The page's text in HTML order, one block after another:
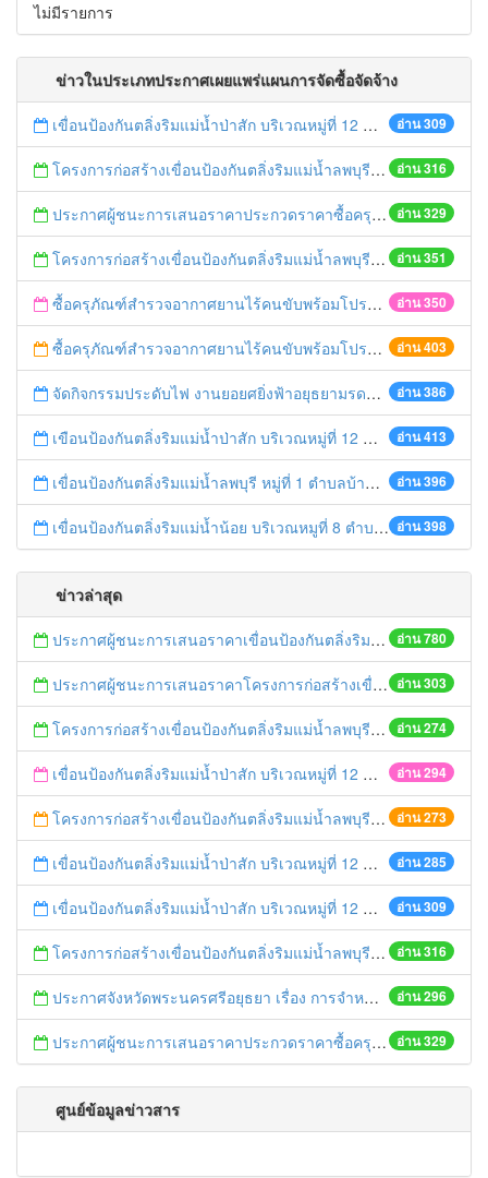
ไม่มีรายการ
ข่าวในประเภทประกาศเผยแพร่แผนการจัดซื้อจัดจ้าง
อ่าน 309
เขื่อนป้องกันตลิ่งริมแม่น้ำป่าสัก บริเวณหมู่ที่ 12 ตำบลกะมัง อำเภอพระนครศรีอยุธยา จังหวัดพระนครศรีอยุธยา ความยาวไม่น้อยกว่า 80 เมตร
อ่าน 316
โครงการก่อสร้างเขื่อนป้องกันตลิ่งริมแม่น้ำลพบุรี หมู่ที่ 4 ตำบลบ้านใหม่ อำเภอบ่้านแพรก จังหวัดพระนครศรีอยุธยา ความยาวไม่น้อยกว่า 280 เมตร
อ่าน 329
ประกาศผู้ชนะการเสนอราคาประกวดราคาซื้อครุภัณฑ์สำรวจอากาศยานไร้คนขับพร้อมโปรแกรมประมวลผลเพื่อจัดทำแผนที่ภาพถ่ายทางอากาศ จำนวน 1 ชุด ด้วยวิธีประกวดราคาอิเล็กทรอนิกส์ (e-bidding)
อ่าน 351
โครงการก่อสร้างเขื่อนป้องกันตลิ่งริมแม่น้ำลพบุรี หมู่ที่ 4 ตำบลบ้านใหม่ อำเภอบ่้านแพรก จังหวัดพระนครศรีอยุธยา ความยาวไม่น้อยกว่า 450 เมตร
อ่าน 350
ซื้อครุภัณฑ์สำรวจอากาศยานไร้คนขับพร้อมโปรแกรมประมวลผลเพื่อจัดทำแผนที่ภาพถ่ายทางอากาศ จำนวน 1 ชุด
อ่าน 403
ซื้อครุภัณฑ์สำรวจอากาศยานไร้คนขับพร้อมโปรแกรมประมวลผลเพื่อจัดทำแผนที่ภาพถ่ายทางอากาศ
อ่าน 386
จัดกิจกรรมประดับไฟ งานยอยศยิ่งฟ้าอยุธยามรดกโลก ประจำปี พ.ศ.2568
อ่าน 413
เขือนป้องกันตลิ่งริมแม่น้ำป่าสัก บริเวณหมู่ที่ 12 ตำบลกะมัง อำเภอพระนครศรีอยุธยา จังหวัดพระนครศรีอยุธยา
อ่าน 396
เขื่อนป้องกันตลิ่งริมแม่น้ำลพบุรี หมู่ที่ 1 ตำบลบ้านแพรก อำเภอบ้านแพรก จังหวัดพระนครศรีอยุธยา
อ่าน 398
เขื่อนป้องกันตลิ่งริมแม่น้ำน้อย บริเวณหมูที่ 8 ตำบลน้ำเต้า อำเภอบางบาล จังหวัดพระนครศรีอยุธยา
ข่าวล่าสุด
อ่าน 780
ประกาศผู้ชนะการเสนอราคาเขื่อนป้องกันตลิ่งริมแม่น้ำป่าสัก บริเวณหมู่ที่ 12 ตำบลกะมัง อำเภอพระนครศรีอยุธยา จังหวัดพระนครศรีอยุธยา ความยาวไม่น้อยกว่า 80 เมตร ด้วยวิธีประกวดราคาอิเล็กทรอนิกส์ (e-bidding)
อ่าน 303
ประกาศผู้ชนะการเสนอราคาโครงการก่อสร้างเขื่อนป้องกันตลิ่งริมแม่น้ำลพบุรี หมู่ที่ 4 ตำบลบ้านใหม่ อำเภอบ่้านแพรก จังหวัดพระนครศรีอยุธยา ความยาวไม่น้อยกว่า 280 เมตร ด้วยวิธีประกวดราคาอิเล็กทรอนิกส์ (e-bidding)
อ่าน 274
โครงการก่อสร้างเขื่อนป้องกันตลิ่งริมแม่น้ำลพบุรี หมู่ที่ 4 ตำบลบ้านใหม่ อำเภอบ่้านแพรก จังหวัดพระนครศรีอยุธยา ความยาวไม่น้อยกว่า 280 เมตร ด้วยวิธีประกวดราคาอิเล็กทรอนิกส์ (e-bidding)
อ่าน 294
เขื่อนป้องกันตลิ่งริมแม่น้ำป่าสัก บริเวณหมู่ที่ 12 ตำบลกะมัง อำเภอพระนครศรีอยุธยา จังหวัดพระนครศรีอยุธยา ความยาวไม่น้อยกว่า 80 เมตร ด้วยวิธีประกวดราคาอิเล็กทรอนิกส์ (e-bidding)
อ่าน 273
โครงการก่อสร้างเขื่อนป้องกันตลิ่งริมแม่น้ำลพบุรี หมู่ที่ 4 ตำบลบ้านใหม่ อำเภอบ่้านแพรก จังหวัดพระนครศรีอยุธยา ความยาวไม่น้อยกว่า 280 เมตร ด้วยวิธีประกวดราคาอิเล็กทรอนิกส์ (e-bidding)
อ่าน 285
เขื่อนป้องกันตลิ่งริมแม่น้ำป่าสัก บริเวณหมู่ที่ 12 ตำบลกะมัง อำเภอพระนครศรีอยุธยา จังหวัดพระนครศรีอยุธยา ความยาวไม่น้อยกว่า 80 เมตร ด้วยวิธีประกวดราคาอิเล็กทรอนิกส์ (e-bidding)
อ่าน 309
เขื่อนป้องกันตลิ่งริมแม่น้ำป่าสัก บริเวณหมู่ที่ 12 ตำบลกะมัง อำเภอพระนครศรีอยุธยา จังหวัดพระนครศรีอยุธยา ความยาวไม่น้อยกว่า 80 เมตร
อ่าน 316
โครงการก่อสร้างเขื่อนป้องกันตลิ่งริมแม่น้ำลพบุรี หมู่ที่ 4 ตำบลบ้านใหม่ อำเภอบ่้านแพรก จังหวัดพระนครศรีอยุธยา ความยาวไม่น้อยกว่า 280 เมตร
อ่าน 296
ประกาศจังหวัดพระนครศรีอยุธยา เรื่อง การจำหน่ายพัสดุชำรุด ของสำนักงานที่ดินจังหวัดพระนครศรีอยุธยา ประจำปีงบประมาณ พ.ศ.2568
อ่าน 329
ประกาศผู้ชนะการเสนอราคาประกวดราคาซื้อครุภัณฑ์สำรวจอากาศยานไร้คนขับพร้อมโปรแกรมประมวลผลเพื่อจัดทำแผนที่ภาพถ่ายทางอากาศ จำนวน 1 ชุด ด้วยวิธีประกวดราคาอิเล็กทรอนิกส์ (e-bidding)
ศูนย์ข้อมูลข่าวสาร